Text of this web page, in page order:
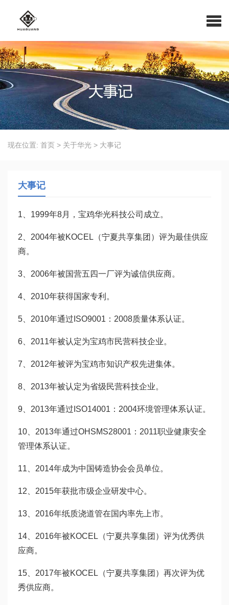
现在位置: 首页 > 关于华光 > 大事记
大事记
1、1999年8月，宝鸡华光科技公司成立。
2、2004年被KOCEL（宁夏共享集团）评为最佳供应
商。
3、2006年被国营五四一厂评为诚信供应商。
4、2010年获得国家专利。
5、2010年通过ISO9001：2008质量体系认证。
6、2011年被认定为宝鸡市民营科技企业。
7、2012年被评为宝鸡市知识产权先进集体。
8、2013年被认定为省级民营科技企业。
9、2013年通过ISO14001：2004环境管理体系认证。
10、2013年通过OHSMS28001：2011职业健康安全
管理体系认证。
11、2014年成为中国铸造协会会员单位。
12、2015年获批市级企业研发中心。
13、2016年纸质浇道管在国内率先上市。
14、2016年被KOCEL（宁夏共享集团）评为优秀供
应商。
15、2017年被KOCEL（宁夏共享集团）再次评为优
秀供应商。